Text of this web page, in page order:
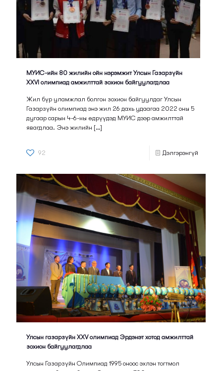
МУИС-ийн 80 жилийн ойн нэрэмжит Улсын Газарзүйн
XXVI олимпиад амжилттай зохион байгуулагдлаа
Жил бүр уламжлал болгон зохион байгуулдаг Улсын
Газарзүйн олимпиад энэ жил 26 дахь удаагаа 2022 оны 5
дугаар сарын 4-6-ны өдрүүдэд МУИС дээр амжилттай
явагдлаа. Энэ жилийн […]
92 Дэлгэрэнгүй
Улсын газарзүйн XXV олимпиад Эрдэнэт хотод амжилттай
зохион байгуулагдлаа
Улсын Газарзүйн Олимпиад 1995 оноос эхлэн тогтмол